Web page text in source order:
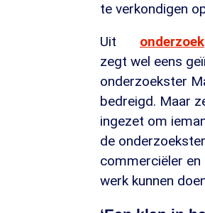
te verkondigen
Uit
onderzoek
zegt wel eens
onderzoekster
bedreigd. Maar
ingezet om
de
commerciëler
werk kunnen